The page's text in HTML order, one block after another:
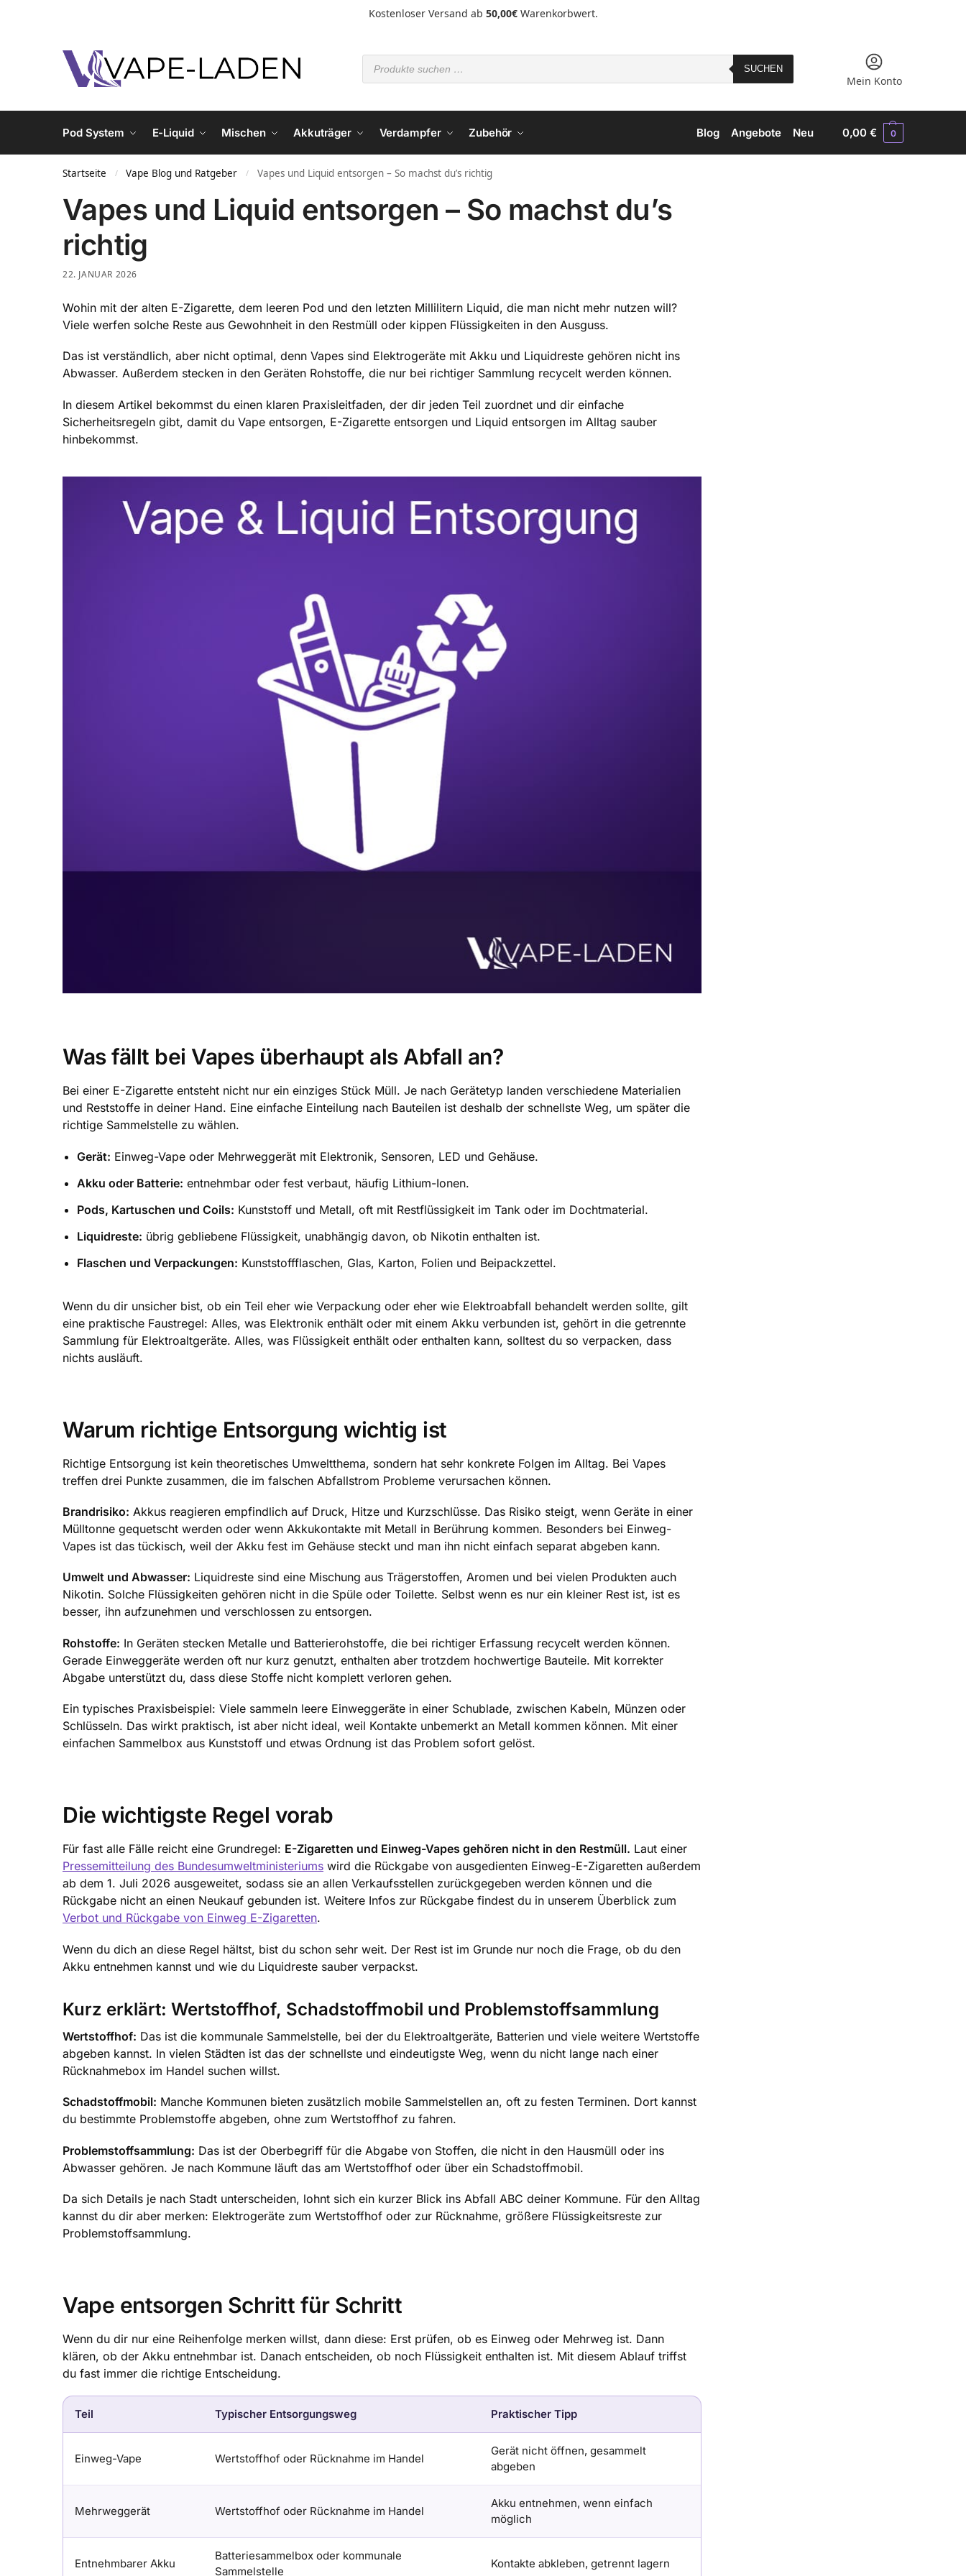
Kostenloser Versand ab 50,00€Warenkorbwert.
SUCHEN
Mein Konto
Pod System E-Liquid Mischen Akkuträger Verdampfer Zubehör Neu
Angebote
Blog 0,00€ 0
Startseite / Vape Blog und Ratgeber / Vapes und Liquid entsorgen – So machst du’s richtig
Vapes und Liquid entsorgen – So machst du’s
richtig
22. JANUAR 2026
Wohin mit der alten E-Zigarette, dem leeren Pod und den letzten Millilitern Liquid, die man nicht mehr nutzen will?
Viele werfen solche Reste aus Gewohnheit in den Restmüll oder kippen Flüssigkeiten in den Ausguss.
Das ist verständlich, aber nicht optimal, denn Vapes sind Elektrogeräte mit Akku und Liquidreste gehören nicht ins
Abwasser. Außerdem stecken in den Geräten Rohstoffe, die nur bei richtiger Sammlung recycelt werden können.
In diesem Artikel bekommst du einen klaren Praxisleitfaden, der dir jeden Teil zuordnet und dir einfache
Sicherheitsregeln gibt, damit du Vape entsorgen, E-Zigarette entsorgen und Liquid entsorgen im Alltag sauber
hinbekommst.
Was fällt bei Vapes überhaupt als Abfall an?
Bei einer E-Zigarette entsteht nicht nur ein einziges Stück Müll. Je nach Gerätetyp landen verschiedene Materialien
und Reststoffe in deiner Hand. Eine einfache Einteilung nach Bauteilen ist deshalb der schnellste Weg, um später die
richtige Sammelstelle zu wählen.
Gerät: Einweg-Vape oder Mehrweggerät mit Elektronik, Sensoren, LED und Gehäuse.
Akku oder Batterie: entnehmbar oder fest verbaut, häufig Lithium-Ionen.
Pods, Kartuschen und Coils: Kunststoff und Metall, oft mit Restflüssigkeit im Tank oder im Dochtmaterial.
Liquidreste: übrig gebliebene Flüssigkeit, unabhängig davon, ob Nikotin enthalten ist.
Flaschen und Verpackungen: Kunststoffflaschen, Glas, Karton, Folien und Beipackzettel.
Wenn du dir unsicher bist, ob ein Teil eher wie Verpackung oder eher wie Elektroabfall behandelt werden sollte, gilt
eine praktische Faustregel: Alles, was Elektronik enthält oder mit einem Akku verbunden ist, gehört in die getrennte
Sammlung für Elektroaltgeräte. Alles, was Flüssigkeit enthält oder enthalten kann, solltest du so verpacken, dass
nichts ausläuft.
Warum richtige Entsorgung wichtig ist
Richtige Entsorgung ist kein theoretisches Umweltthema, sondern hat sehr konkrete Folgen im Alltag. Bei Vapes
treffen drei Punkte zusammen, die im falschen Abfallstrom Probleme verursachen können.
Brandrisiko: Akkus reagieren empfindlich auf Druck, Hitze und Kurzschlüsse. Das Risiko steigt, wenn Geräte in einer
Mülltonne gequetscht werden oder wenn Akkukontakte mit Metall in Berührung kommen. Besonders bei Einweg-
Vapes ist das tückisch, weil der Akku fest im Gehäuse steckt und man ihn nicht einfach separat abgeben kann.
Umwelt und Abwasser: Liquidreste sind eine Mischung aus Trägerstoffen, Aromen und bei vielen Produkten auch
Nikotin. Solche Flüssigkeiten gehören nicht in die Spüle oder Toilette. Selbst wenn es nur ein kleiner Rest ist, ist es
besser, ihn aufzunehmen und verschlossen zu entsorgen.
Rohstoffe: In Geräten stecken Metalle und Batterierohstoffe, die bei richtiger Erfassung recycelt werden können.
Gerade Einweggeräte werden oft nur kurz genutzt, enthalten aber trotzdem hochwertige Bauteile. Mit korrekter
Abgabe unterstützt du, dass diese Stoffe nicht komplett verloren gehen.
Ein typisches Praxisbeispiel: Viele sammeln leere Einweggeräte in einer Schublade, zwischen Kabeln, Münzen oder
Schlüsseln. Das wirkt praktisch, ist aber nicht ideal, weil Kontakte unbemerkt an Metall kommen können. Mit einer
einfachen Sammelbox aus Kunststoff und etwas Ordnung ist das Problem sofort gelöst.
Die wichtigste Regel vorab
Für fast alle Fälle reicht eine Grundregel: E-Zigaretten und Einweg-Vapes gehören nicht in den Restmüll. Laut einer
Pressemitteilung des Bundesumweltministeriums wird die Rückgabe von ausgedienten Einweg-E-Zigaretten außerdem
ab dem 1. Juli 2026 ausgeweitet, sodass sie an allen Verkaufsstellen zurückgegeben werden können und die
Rückgabe nicht an einen Neukauf gebunden ist. Weitere Infos zur Rückgabe findest du in unserem Überblick zum
Verbot und Rückgabe von Einweg E-Zigaretten.
Wenn du dich an diese Regel hältst, bist du schon sehr weit. Der Rest ist im Grunde nur noch die Frage, ob du den
Akku entnehmen kannst und wie du Liquidreste sauber verpackst.
Kurz erklärt: Wertstoffhof, Schadstoffmobil und Problemstoffsammlung
Wertstoffhof: Das ist die kommunale Sammelstelle, bei der du Elektroaltgeräte, Batterien und viele weitere Wertstoffe
abgeben kannst. In vielen Städten ist das der schnellste und eindeutigste Weg, wenn du nicht lange nach einer
Rücknahmebox im Handel suchen willst.
Schadstoffmobil: Manche Kommunen bieten zusätzlich mobile Sammelstellen an, oft zu festen Terminen. Dort kannst
du bestimmte Problemstoffe abgeben, ohne zum Wertstoffhof zu fahren.
Problemstoffsammlung: Das ist der Oberbegriff für die Abgabe von Stoffen, die nicht in den Hausmüll oder ins
Abwasser gehören. Je nach Kommune läuft das am Wertstoffhof oder über ein Schadstoffmobil.
Da sich Details je nach Stadt unterscheiden, lohnt sich ein kurzer Blick ins Abfall ABC deiner Kommune. Für den Alltag
kannst du dir aber merken: Elektrogeräte zum Wertstoffhof oder zur Rücknahme, größere Flüssigkeitsreste zur
Problemstoffsammlung.
Vape entsorgen Schritt für Schritt
Wenn du dir nur eine Reihenfolge merken willst, dann diese: Erst prüfen, ob es Einweg oder Mehrweg ist. Dann
klären, ob der Akku entnehmbar ist. Danach entscheiden, ob noch Flüssigkeit enthalten ist. Mit diesem Ablauf triffst
du fast immer die richtige Entscheidung.
Teil Typischer Entsorgungsweg Praktischer Tipp
Einweg-Vape Wertstoffhof oder Rücknahme im Handel
Gerät nicht öffnen, gesammelt
abgeben
Mehrweggerät Wertstoffhof oder Rücknahme im Handel
Akku entnehmen, wenn einfach
möglich
Entnehmbarer Akku
Batteriesammelbox oder kommunale
Sammelstelle
Kontakte abkleben, getrennt lagern